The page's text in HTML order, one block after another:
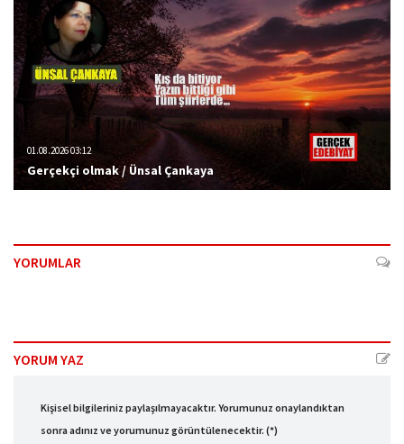
01.08.2026 03:12
Gerçekçi olmak / Ünsal Çankaya
YORUMLAR
YORUM YAZ
Kişisel bilgileriniz paylaşılmayacaktır. Yorumunuz onaylandıktan
sonra adınız ve yorumunuz görüntülenecektir. (*)